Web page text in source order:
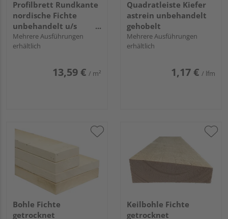
Profilbrett Rundkante
nordische Fichte
unbehandelt u/s
hobelfallend
Mehrere Ausführungen
erhältlich
13,59 € / m²
Quadratleiste Kiefer
astrein unbehandelt
gehobelt
Mehrere Ausführungen
erhältlich
1,17 € / lfm
Bohle Fichte
getrocknet
Keilbohle Fichte
getrocknet